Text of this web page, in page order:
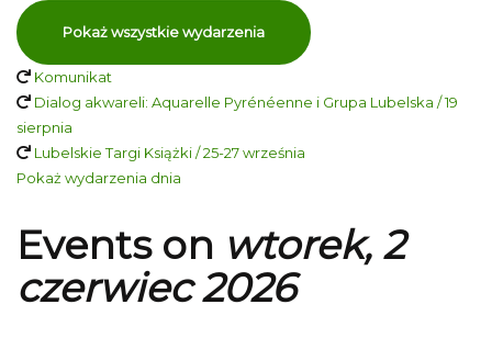
Pokaż wszystkie wydarzenia
Komunikat
Dialog akwareli: Aquarelle Pyrénéenne i Grupa Lubelska / 19
sierpnia
Lubelskie Targi Książki / 25-27 września
Pokaż wydarzenia dnia
Events on wtorek, 2
czerwiec 2026